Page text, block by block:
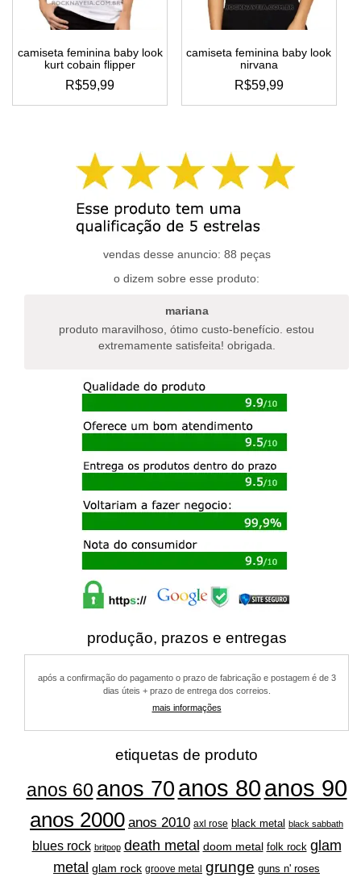
página
do
na
página
produto
camiseta feminina baby look
kurt cobain flipper
R$59,99
este
várias
variantes.
as
opções
podem
escolhidas
página
camiseta feminina baby look
nirvana
R$59,99
este
várias
variantes.
as
podem
escolhidas
página
vendas desse anuncio: 88 peças
o dizem sobre esse produto:
mariana
produto maravilhoso, ótimo custo-benefício. estou
extremamente satisfeita! obrigada.
produção, prazos e entregas
após a confirmação do pagamento o prazo de fabricação e postagem é de 3
dias úteis + prazo de entrega dos correios.
mais informações
etiquetas de produto
anos 60 anos 70 anos 80anos 90
anos 2000 anos 2010 axl rose black metal black sabbath
blues rock britpop death metal doom metal folk rock glam
metal glam rock groove metal grunge guns n' roses